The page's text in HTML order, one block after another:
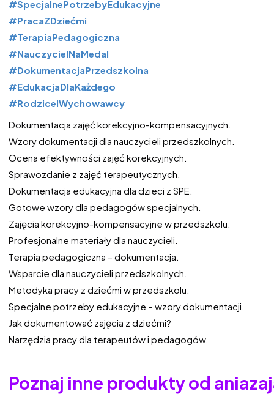
#SpecjalnePotrzebyEdukacyjne
#PracaZDziećmi
#TerapiaPedagogiczna
#NauczycielNaMedal
#DokumentacjaPrzedszkolna
#EdukacjaDlaKażdego
#RodziceIWychowawcy
Dokumentacja zajęć korekcyjno-kompensacyjnych.
Wzory dokumentacji dla nauczycieli przedszkolnych.
Ocena efektywności zajęć korekcyjnych.
Sprawozdanie z zajęć terapeutycznych.
Dokumentacja edukacyjna dla dzieci z SPE.
Gotowe wzory dla pedagogów specjalnych.
Zajęcia korekcyjno-kompensacyjne w przedszkolu.
Profesjonalne materiały dla nauczycieli.
Terapia pedagogiczna – dokumentacja.
Wsparcie dla nauczycieli przedszkolnych.
Metodyka pracy z dziećmi w przedszkolu.
Specjalne potrzeby edukacyjne – wzory dokumentacji.
Jak dokumentować zajęcia z dziećmi?
Narzędzia pracy dla terapeutów i pedagogów.
Poznaj inne produkty od